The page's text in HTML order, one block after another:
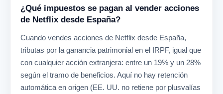
¿Qué impuestos se pagan al vender acciones
de Netflix desde España?
Cuando vendes acciones de Netflix desde España,
tributas por la ganancia patrimonial en el IRPF, igual que
con cualquier acción extranjera: entre un 19% y un 28%
según el tramo de beneficios. Aquí no hay retención
automática en origen (EE. UU. no retiene por plusvalías